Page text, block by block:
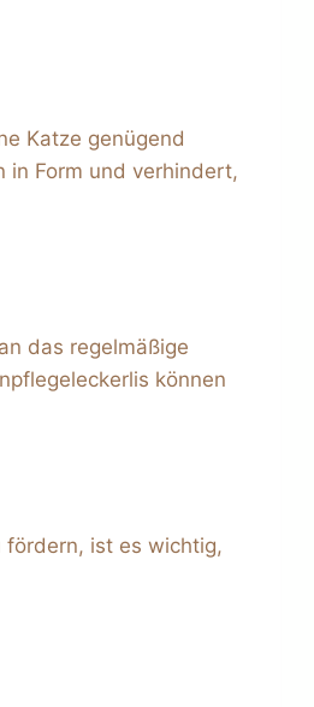
Katze genügend
in Form und verhindert,
das regelmäßige
können
fördern, ist es wichtig,